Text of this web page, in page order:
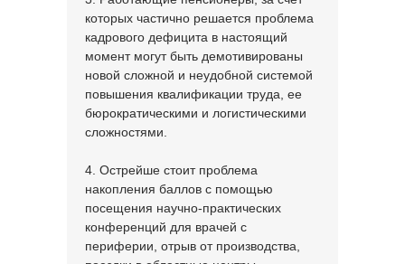
которых частично решается проблема
кадрового дефицита в настоящий
момент могут быть демотивированы
новой сложной и неудобной системой
повышения квалификации труда, ее
бюрократическими и логистическими
сложностями.
4. Острейше стоит проблема
накопления баллов с помощью
посещения научно-практических
конференций для врачей с
периферии, отрыв от производства,